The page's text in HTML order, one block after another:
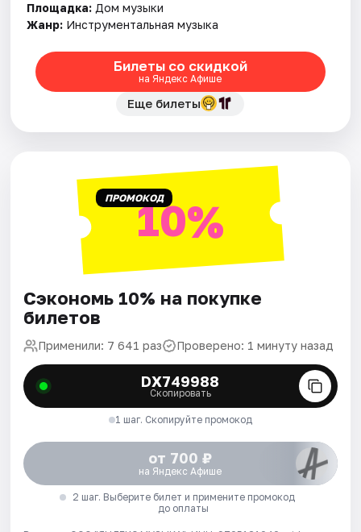
Площадка: Дом музыки
Жанр: Инструментальная музыка
Билеты со скидкой
на Яндекс Афише
Еще билеты
ПРОМОКОД10%
Сэкономь 10% на покупке
билетов
Применили: 7 641 раз Проверено: 1 минуту назад
DX749988
Скопировать
1 шаг. Скопируйте промокод
от 700 ₽
на Яндекс Афише
2 шаг. Выберите билет и примените промокод
до оплаты